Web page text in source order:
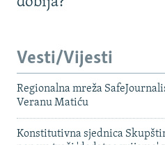
Vesti/Vijesti
Regionalna mreža
Veranu Matiću
Konstitutivna sjednica